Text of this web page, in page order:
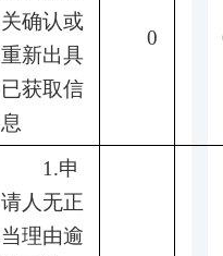
关确认或
重新出具
已获取信
息
0
1.申
请人无正
当理由逾